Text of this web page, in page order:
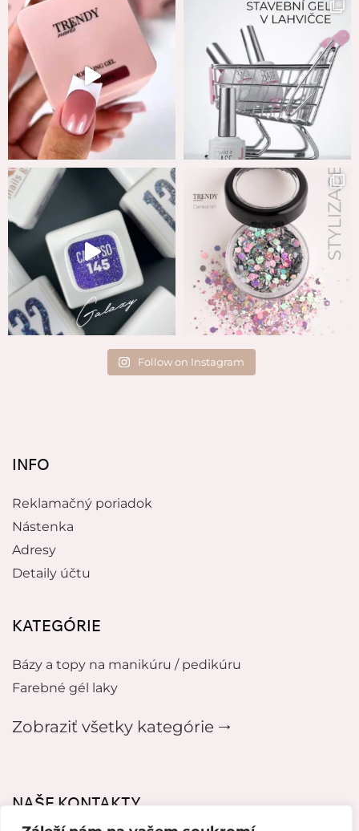
Follow on Instagram
INFO
Reklamačný poriadok
Nástenka
Adresy
Detaily účtu
KATEGÓRIE
Bázy a topy na manikúru / pedikúru
Farebné gél laky
Zobraziť všetky kategórie 🠂
NAŠE KONTAKTY